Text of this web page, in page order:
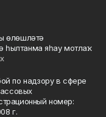
өлөшләтә
һылтанма яһау мотлаҡ.
по надзору в сфере
номер:
г.